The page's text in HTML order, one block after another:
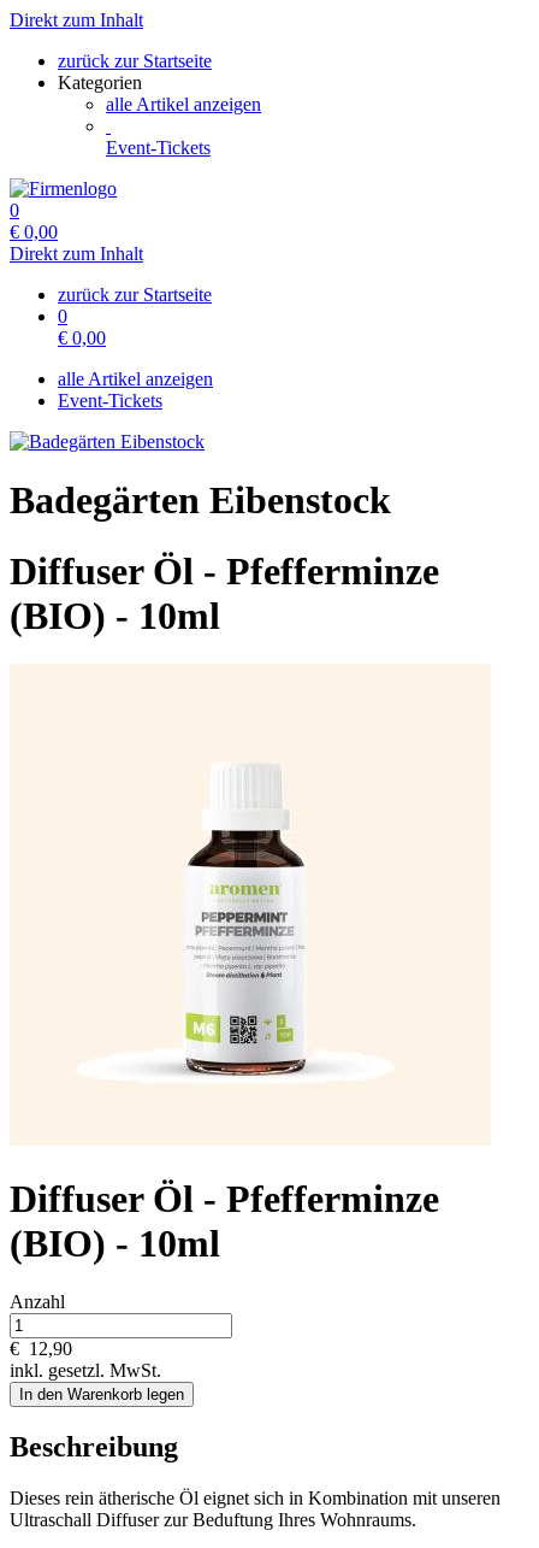
Direkt zum Inhalt
zurück zur Startseite
Kategorien
alle Artikel anzeigen
Event-Tickets
0
€ 0,00
Direkt zum Inhalt
zurück zur Startseite
0
€ 0,00
alle Artikel anzeigen
Event-Tickets
Badegärten Eibenstock
Diffuser Öl - Pfefferminze
(BIO) - 10ml
Diffuser Öl - Pfefferminze
(BIO) - 10ml
Anzahl
€ 12,90
inkl. gesetzl. MwSt.
In den Warenkorb legen
Beschreibung
Dieses rein ätherische Öl eignet sich in Kombination mit unseren
Ultraschall Diffuser zur Beduftung Ihres Wohnraums.